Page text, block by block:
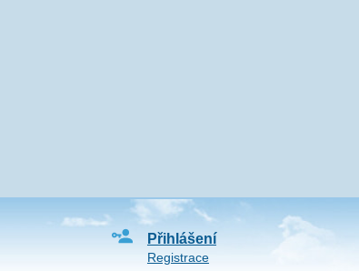
Přihlášení
Registrace